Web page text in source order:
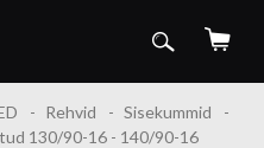
Rehvid
Sisekummid
130/90-16 - 140/90-16